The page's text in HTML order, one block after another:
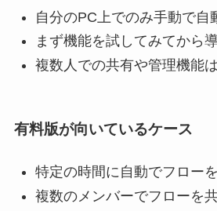
自分のPC上でのみ手動で自
まず機能を試してみてから
複数人での共有や管理機能
有料版が向いているケース
特定の時間に自動でフロー
複数のメンバーでフローを